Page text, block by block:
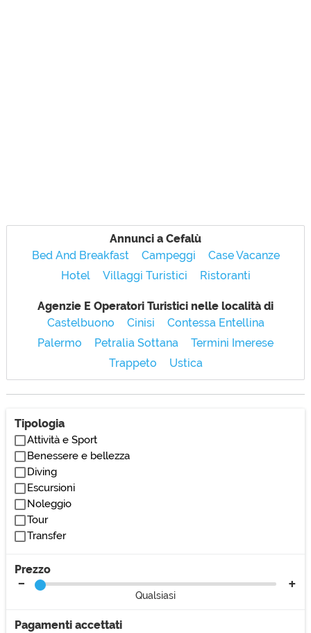
Annunci a Cefalù
Bed And Breakfast
Campeggi
Case Vacanze
Hotel
Villaggi Turistici Ristoranti
Agenzie E Operatori Turistici nelle località di
Castelbuono
Cinisi
Contessa Entellina
Palermo
Petralia Sottana
Termini Imerese
Trappeto
Ustica
Tipologia
Attività e Sport
Benessere e bellezza
Diving
Escursioni
Noleggio
Tour
Transfer
Prezzo
Qualsiasi
Pagamenti accettati